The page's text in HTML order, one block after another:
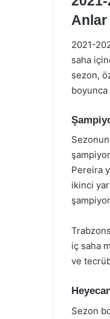
Anlar
2021-
saha
sezon,
Pereira
ikinci
iç saha
ve
Sezon